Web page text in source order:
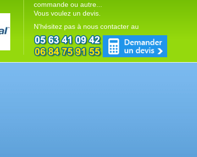
commande ou autre...
Vous voulez un devis.
N'hésitez pas à nous contacter au